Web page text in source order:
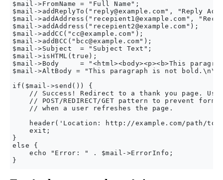
$mail->FromName = "Full Name";
$mail->addReplyTo(" reply@example.com", "Reply
$mail->addAddress(" recepient1@example.com ",
$mail->addAddress(" recepient2@example.com ");
$mail->addCC(" cc@example.com");
$mail->addBCC(" bcc@example.com");
$mail->Subject  = "Subject Text";
$mail->isHTML(true);
$mail->Body     = "<html><body><p><b>This
$mail->AltBody = "This paragraph is not
if($mail->send()) {
// Success! Redirect to a thank you page. Use
// POST/REDIRECT/GET pattern to prevent form
    // when a user refreshes the page.
header('Location: http://example.com/path/
    exit;
}
else {
    echo "Error: " . $mail->ErrorInfo;